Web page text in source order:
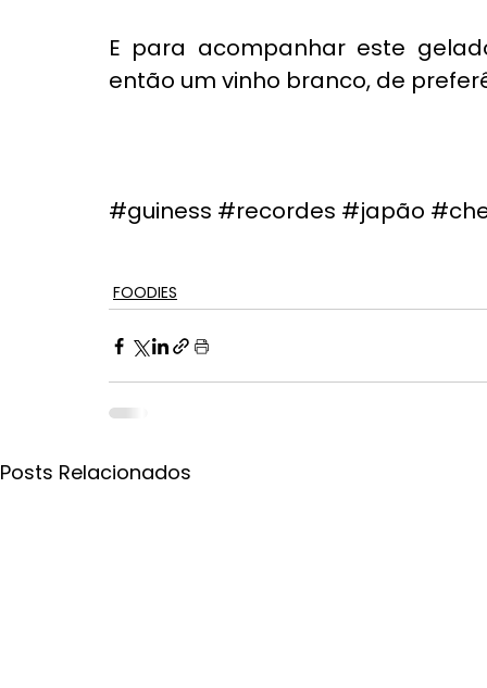
E para acompanhar este
então um vinho branco, de
#guiness #recordes #japão
FOODIES
Posts Relacionados